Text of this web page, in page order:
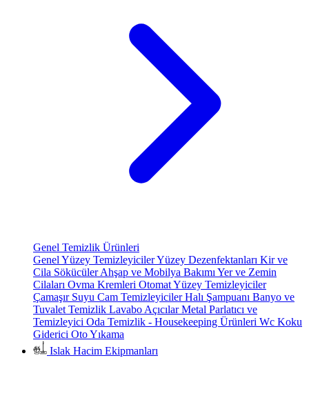
Genel Temizlik Ürünleri
Genel Yüzey TemizleyicilerYüzey Dezenfektanları Kir ve
Cila SökücülerAhşap ve Mobilya Bakımı Yer ve Zemin
Cilaları Ovma Kremleri Otomat Yüzey Temizleyiciler
Çamaşır Suyu Cam TemizleyicilerHalı Şampuanı Banyo ve
Tuvalet Temizlik Lavabo AçıcılarMetal Parlatıcı ve
Temizleyici Oda Temizlik - Housekeeping Ürünleri Wc Koku
Giderici Oto Yıkama
Islak Hacim Ekipmanları